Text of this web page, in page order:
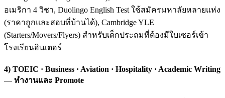
อเมริกา 4 วิชา, Duolingo English Test ใช้สมัครมหาลัยหลายแห่ง
(ราคาถูกและสอบที่บ้านได้), Cambridge YLE
(Starters/Movers/Flyers) สำหรับเด็กประถมที่ต้องมีใบเซอร์เข้า
โรงเรียนอินเตอร์
4) TOEIC · Business · Aviation · Hospitality · Academic Writing
— ทำงานและ Promote